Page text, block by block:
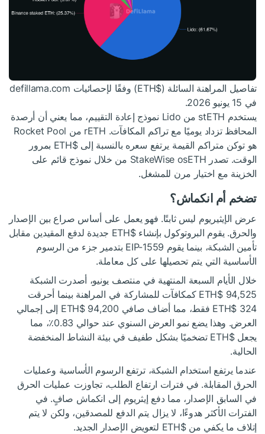
تفاصيل المراهنة السائلة ($ETH
) وفقًا لإحصائيات defillama.com
في 15 يونيو 2026.
يستخدم stETH من Lido نموذج إعادة التقييم، مما يعني أن أرصدة
المحافظ تزداد يوميًا مع تراكم المكافآت. rETH من Rocket Pool
هو توكن متراكم القيمة يرتفع سعره بالنسبة إلى$ETH
بمرور
الوقت. تصدر StakeWise osETH من خلال نموذج قائم على
الخزينة مع اختيار مرن للمشغل.
تضخم أم انكماش؟
عرض الإيثيريوم ليس ثابتًا. فهو يعمل على أساس صراع بين الإصدار
والحرق. يقوم البروتوكول بإنشاء$ETH
جديدة لدفع المقيدين مقابل
تأمين الشبكة، بينما يقوم EIP-1559 بتدمير جزء من الرسوم
الأساسية التي يتم تحصيلها على كل معاملة.
خلال الأيام السبعة المنتهية في منتصف يونيو، أصدرت الشبكة
94,525
$ETH
كمكافآت للمشاركة في المراهنة بينما أحرقت
324
$ETH فقط، مما أضاف صافي 94,200 $ETH
إلى إجمالي
العرض. وهذا يضع نمو العرض السنوي عند حوالي 0.83٪، مما
يجعل$ETH
تضخميًا بشكل طفيف في بيئة النشاط المنخفضة
الحالية.
عندما يرتفع استخدام الشبكة، ترتفع الرسوم الأساسية وعمليات
الحرق المقابلة. في فترات ارتفاع الطلب، تجاوزت عمليات الحرق
في السابق الإصدار، مما دفع إيثريوم إلى انكماش صافٍ. في
الفترات الأكثر هدوءًا، لا يزال يتم الدفع للمصدقين، ولكن لا يتم
إتلاف ما يكفي من$ETH
لتعويض الإصدار الجديد.